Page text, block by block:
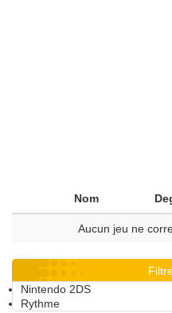
Nom
Aucun jeu ne
Nintendo 2DS
Rythme